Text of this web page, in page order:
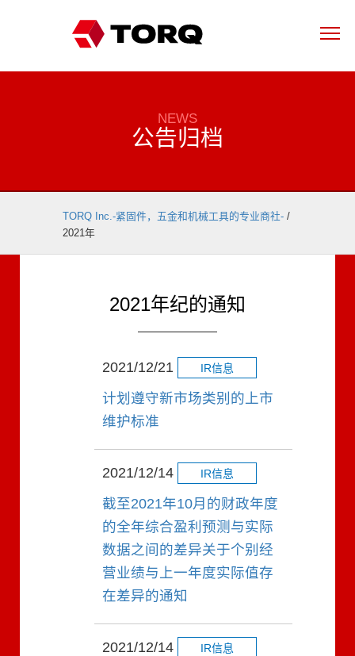
NEWS
公告归档
TORQ Inc.-紧固件，五金和机械工具的专业商社- /
2021年
2021年纪的通知
2021/12/21 IR信息
计划遵守新市场类别的上市
维护标准
2021/12/14 IR信息
截至2021年10月的财政年度
的全年综合盈利预测与实际
数据之间的差异关于个别经
营业绩与上一年度实际值存
在差异的通知
2021/12/14 IR信息